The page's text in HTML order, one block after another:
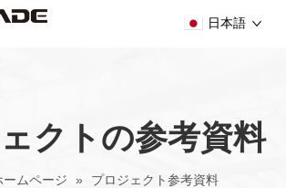
日本語
クトの参考資料
ームページ » プロジェクト参考資料